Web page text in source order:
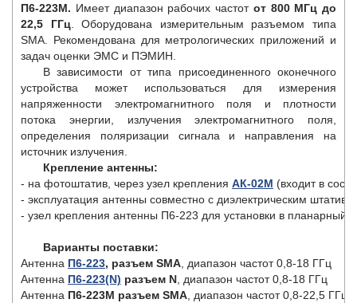
П6-223М. Имеет диапазон рабочих частот от 800 МГц до
22,5 ГГц. Оборудована измерительным разъемом типа
SMA. Рекомендована для метрологических приложений и
задач оценки ЭМС и ПЭМИН.
В зависимости от типа присоединенного оконечного
устройства может использоваться для измерения
напряженности электромагнитного поля и плотности
потока энергии, излучения электромагнитного поля,
определения поляризации сигнала и направления на
источник излучения.
Крепление антенны:
- на фотоштатив, через узел крепления АК-02М (входит в
- эксплуатация антенны совместно с диэлектрическим
- узел крепления антенны П6-223 для установки в планарный
Варианты поставки:
Антенна П6-223, разъем SMA , диапазон частот 0,8-18 ГГц
Антенна П6-223(N) разъем N , диапазон частот 0,8-18 ГГц
Антенна П6-223М разъем SMA , диапазон частот 0,8-22,5 ГГц